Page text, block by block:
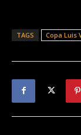
TAGS Copa Luis